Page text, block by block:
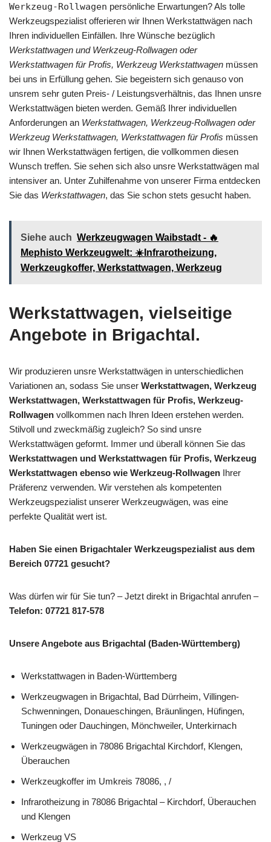
Werkzeug-Rollwagen persönliche Erwartungen? Als tolle
Werkzeugspezialist offerieren wir Ihnen Werkstattwägen nach
Ihren individuellen Einfällen. Ihre Wünsche bezüglich
Werkstattwagen und Werkzeug-Rollwagen oder
Werkstattwagen für Profis, Werkzeug Werkstattwagen müssen
bei uns in Erfüllung gehen. Sie begeistern sich genauso von
unsrem sehr guten Preis- / Leistungsverhältnis, das Ihnen unsre
Werkstattwägen bieten werden. Gemäß Ihrer individuellen
Anforderungen an Werkstattwagen, Werkzeug-Rollwagen oder
Werkzeug Werkstattwagen, Werkstattwagen für Profis müssen
wir Ihnen Werkstattwägen fertigen, die vollkommen diesen
Wunsch treffen. Sie sehen sich also unsre Werkstattwägen mal
intensiver an. Unter Zuhilfenahme von unserer Firma entdecken
Sie das Werkstattwagen, das Sie schon stets gesucht haben.
Siehe auch Werkzeugwagen Waibstadt - 🔥
Mephisto Werkzeugwelt: ☀️Infrarotheizung,
Werkzeugkoffer, Werkstattwagen, Werkzeug
Werkstattwagen, vielseitige
Angebote in Brigachtal.
Wir produzieren unsre Werkstattwägen in unterschiedlichen
Variationen an, sodass Sie unser Werkstattwagen, Werkzeug
Werkstattwagen, Werkstattwagen für Profis, Werkzeug-
Rollwagen vollkommen nach Ihren Ideen erstehen werden.
Stilvoll und zweckmäßig zugleich? So sind unsre
Werkstattwägen geformt. Immer und überall können Sie das
Werkstattwagen und Werkstattwagen für Profis, Werkzeug
Werkstattwagen ebenso wie Werkzeug-Rollwagen Ihrer
Präferenz verwenden. Wir verstehen als kompetenten
Werkzeugspezialist unserer Werkzeugwägen, was eine
perfekte Qualität wert ist.
Haben Sie einen Brigachtaler Werkzeugspezialist aus dem
Bereich 07721 gesucht?
Was dürfen wir für Sie tun? – Jetzt direkt in Brigachtal anrufen –
Telefon: 07721 817-578
Unsere Angebote aus Brigachtal (Baden-Württemberg)
Werkstattwagen in Baden-Württemberg
Werkzeugwagen in Brigachtal, Bad Dürrheim, Villingen-
Schwenningen, Donaueschingen, Bräunlingen, Hüfingen,
Tuningen oder Dauchingen, Mönchweiler, Unterkirnach
Werkzeugwägen in 78086 Brigachtal Kirchdorf, Klengen,
Überauchen
Werkzeugkoffer im Umkreis 78086, , /
Infrarotheizung in 78086 Brigachtal – Kirchdorf, Überauchen
und Klengen
Werkzeug VS